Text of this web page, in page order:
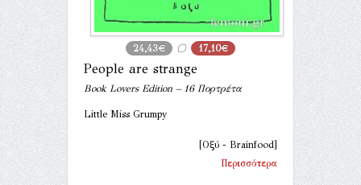
24,43€ 17,10€
People are strange
Book Lovers Edition – 16 Πορτρέτα
Little Miss Grumpy
[Οξύ - Brainfood]
Περισσότερα